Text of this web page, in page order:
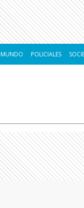
MUNDO POLICIALES